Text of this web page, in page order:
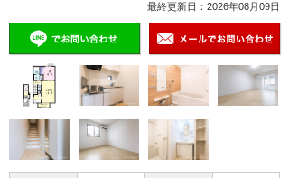
最終更新日：2026年08月09日